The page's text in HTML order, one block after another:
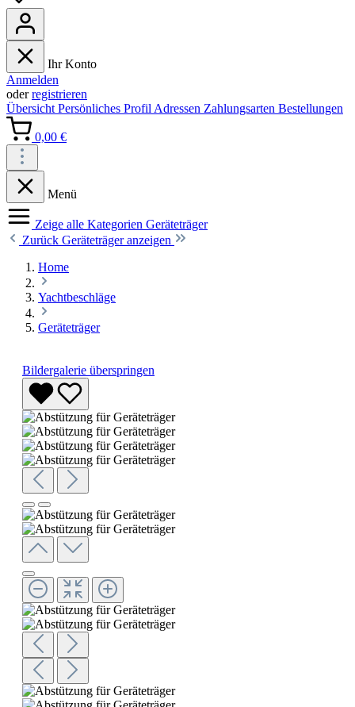
Ihr Konto
Anmelden
oderregistrieren
Übersicht Persönliches Profil Adressen Zahlungsarten Bestellungen
0,00 €
Menü
Zeige alle Kategorien Geräteträger
Zurück Geräteträger anzeigen
Home
Yachtbeschläge
Geräteträger
Bildergalerie überspringen